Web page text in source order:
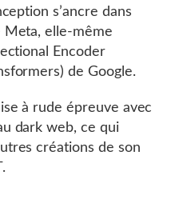
s’ancre dans
Meta, elle-même
Encoder
de Google.
à rude épreuve avec
dark web, ce qui
créations de son